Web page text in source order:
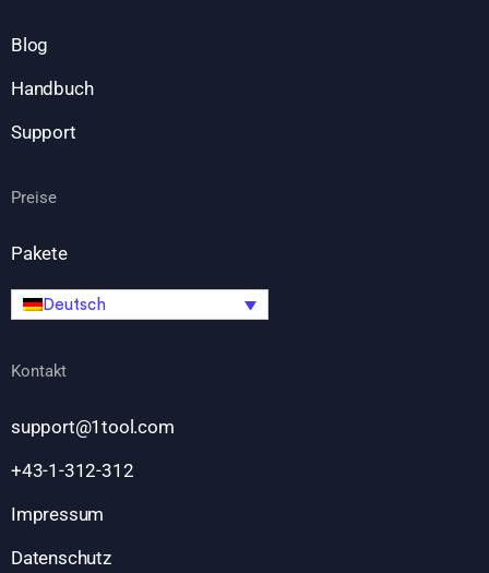
Blog
Handbuch
Support
Preise
Pakete
Deutsch
Kontakt
support@1tool.com
+43-1-312-312
Impressum
Datenschutz